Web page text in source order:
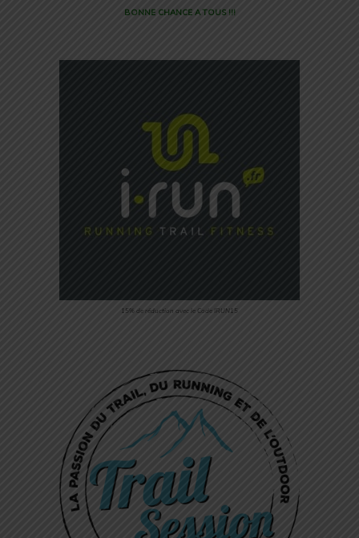
BONNE CHANCE A TOUS !!!
15% de réduction avec le Code IRUN15